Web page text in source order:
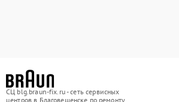
СЦ blg.braun-fix.ru - сеть сервисных
центров в Благовещенске по ремонту